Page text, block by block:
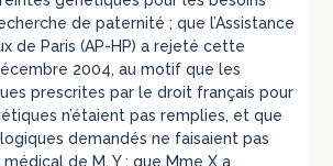
de paternité ; que l’Assistance
de Paris (AP-HP) a rejeté cette
2004, au motif que les
prescrites par le droit français pour
n’étaient pas remplies, et que
demandés ne faisaient pas
de M. Y ; que Mme X a